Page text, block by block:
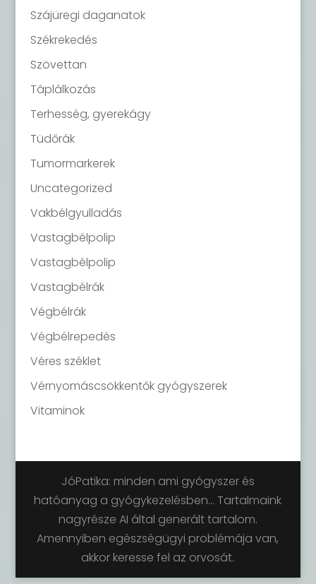
Szájüregi daganatok
Székrekedés
Szövettan
Táplálkozás
Terhesség, gyerekágy
Tüdőrák
Tumormarkerek
Uncategorized
Vakbélgyulladás
Vastagbélpolip
Vastagbélpolip
Vastagbélrák
Végbélrák
Végbélrepedés
Véres széklet
Vérnyomáscsökkentők gyógyszerek
Vitaminok
JóPatika: minden ami gyógyszer és
hatóanyag a gyógykezelésben... Tartalmaink
nagyrésze AI által generált tartalom.
Amennyiben egészségügyi problémája van,
akkor keresse fel az orvosát.